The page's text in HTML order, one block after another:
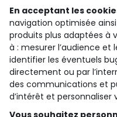
qui sommes-nous ?
besoin d'aide ?
le club fidélité
notre catalogue
En acceptant les
navigation optimisée
produits plus adaptées à
à : mesurer l’audience
identifier les éventuels
directement ou par
des communications et
d’intérêt et personnaliser
Vous souhaitez